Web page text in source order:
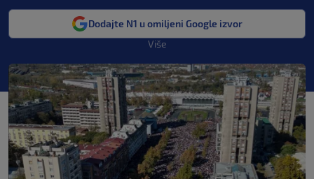
Dodajte N1 u omiljeni Google izvor
Više